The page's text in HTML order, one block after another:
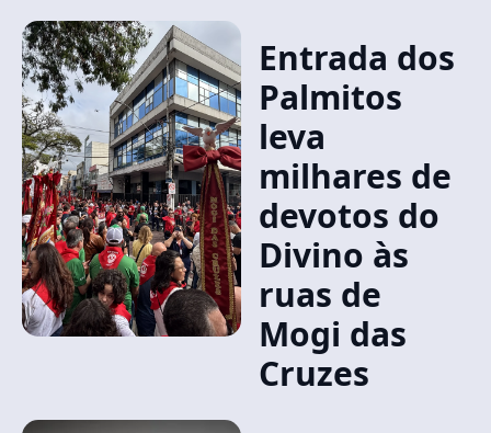
Entrada dos
Palmitos
leva
milhares de
devotos do
Divino às
ruas de
Mogi das
Cruzes